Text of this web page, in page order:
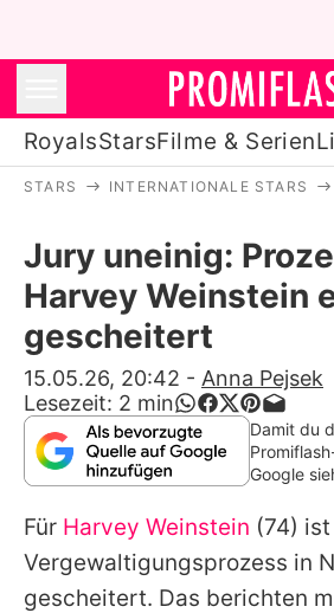
RoyalsStarsFilme & Serien
Stars
Filme & Serien
Lifestyle
Familie &
Promiflash
Alle Themen auf
Jobs
STARS INTERNATIONALE STARS
Jury uneinig:
Harvey Weinstein
gescheitert
15.05.26, 20:42 - Anna Pejsek
Lesezeit: 2 min
Damit du
Google
Für Harvey Weinstein (74)
Vergewaltigungsprozess in
gescheitert. Das berichten